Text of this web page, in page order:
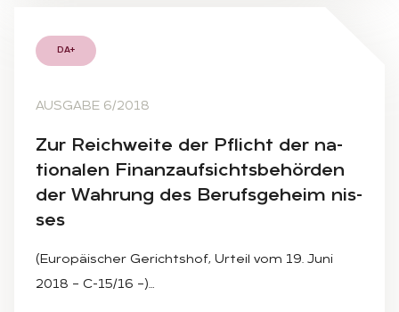
DA+
AUSGABE 6/2018
Zur Reich­wei­te der Pflicht der na­
tio­na­len Fi­nanz­auf­sichts­be­hör­den
der Wah­rung des Be­rufs­ge­heim nis­
ses
(Europäischer Gerichtshof, Urteil vom 19. Juni
2018 – C-15/16 –)…